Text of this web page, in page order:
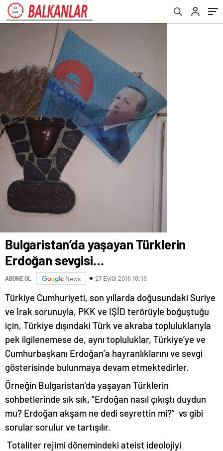
Bulgaristan’da yaşayan Türklerin
Erdoğan sevgisi…
ABONE OL News 27 Eylül 2016 18:18
Türkiye Cumhuriyeti, son yıllarda doğusundaki Suriye
ve Irak sorunuyla, PKK ve IŞİD terörüyle boğuştuğu
için, Türkiye dışındaki Türk ve akraba topluluklarıyla
pek ilgilenemese de, aynı topluluklar, Türkiye’ye ve
Cumhurbaşkanı Erdoğan’a hayranlıklarını ve sevgi
gösterisinde bulunmaya devam etmektedirler.
Örneğin Bulgaristan’da yaşayan Türklerin
sohbetlerinde sık sık, “Erdoğan nasıl çıkıştı duydun
mu? Erdoğan akşam ne dedi seyrettin mi?” vs gibi
sorular sorulur ve tartışılır.
Totaliter rejimi dönemindeki ateist ideolojiyi